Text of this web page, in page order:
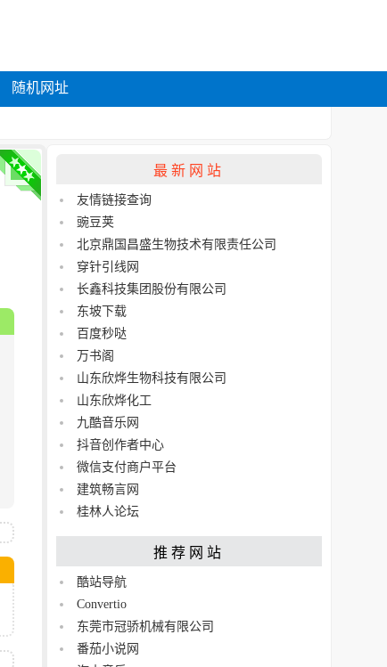
随机网址
最新网站
友情链接查询
豌豆荚
北京鼎国昌盛生物技术有限责任公司
穿针引线网
长鑫科技集团股份有限公司
东坡下载
百度秒哒
万书阁
山东欣烨生物科技有限公司
山东欣烨化工
九酷音乐网
抖音创作者中心
微信支付商户平台
建筑畅言网
桂林人论坛
推荐网站
酷站导航
Convertio
东莞市冠骄机械有限公司
​番茄小说网